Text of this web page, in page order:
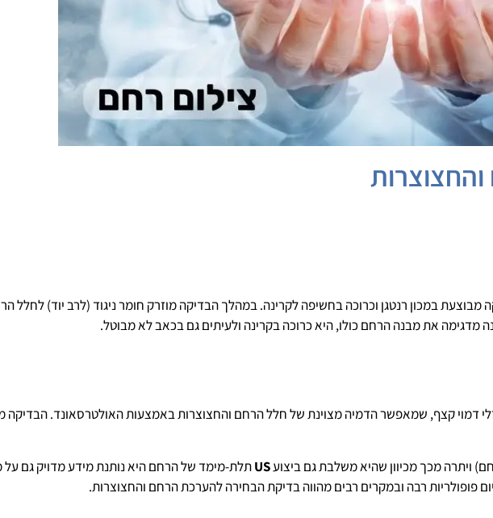
במכון רנטגן וכרוכה בחשיפה לקרינה. במהלך הבדיקה מוזרק חומר ניגוד (לרב יוד) לחלל
מדגימה את מבנה הרחם כולו, היא כרוכה בקרינה ולעיתים גם בכאב לא מבוטל.
דמוי קצף, שמאפשר הדמיה מצוינת של חלל הרחם והחצוצרות באמצעות האולטרסאונד. הבדיקה
ויתרה מכך מכיוון שהיא משלבת גם ביצועUSתלת-מימד של הרחם היא נותנת מידע מדויק גם
פופולריות רבה ובמקרים רבים מהווה בדיקת הבחירה להערכת הרחם והחצוצרות.